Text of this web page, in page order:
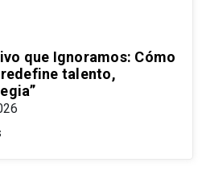
que Ignoramos: Cómo
talento,